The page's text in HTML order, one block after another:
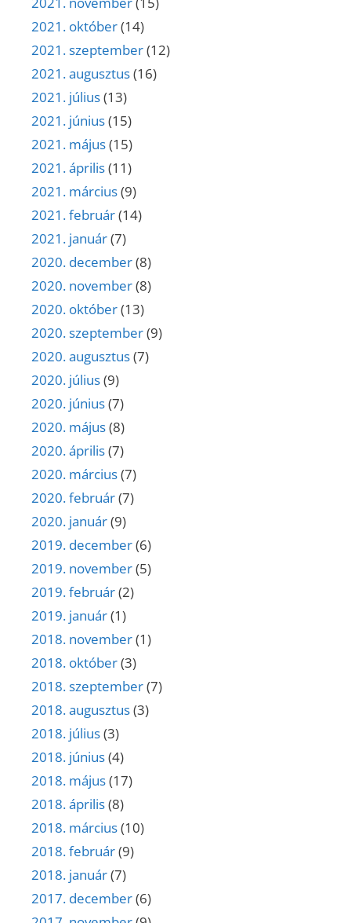
2021. október(14)
2021. szeptember(12)
2021. augusztus(16)
2021. július(13)
2021. június(15)
2021. május(15)
2021. április(11)
2021. március(9)
2021. február(14)
2021. január(7)
2020. december(8)
2020. november(8)
2020. október(13)
2020. szeptember(9)
2020. augusztus(7)
2020. július(9)
2020. június(7)
2020. május(8)
2020. április(7)
2020. március(7)
2020. február(7)
2020. január(9)
2019. december(6)
2019. november(5)
2019. február(2)
2019. január(1)
2018. november(1)
2018. október(3)
2018. szeptember(7)
2018. augusztus(3)
2018. július(3)
2018. június(4)
2018. május(17)
2018. április(8)
2018. március(10)
2018. február(9)
2018. január(7)
2017. december(6)